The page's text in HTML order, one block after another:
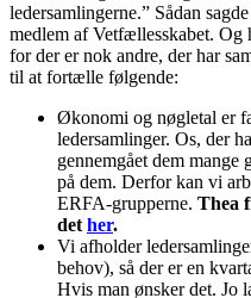
ledersamlingerne.” Sådan
medlem af Vetfællesskabet. Og
for der er nok andre, der har
til at fortælle følgende:
Økonomi og nøgletal er
ledersamlinger. Os, der
gennemgået dem mange
på dem. Derfor kan vi
ERFA-grupperne. Thea
det her.
Vi afholder
behov), så der er en
Hvis man ønsker det. Jo